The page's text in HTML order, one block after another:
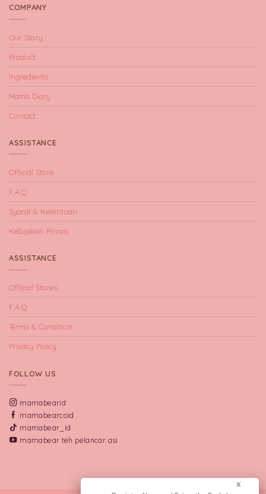
COMPANY
Our Story
Product
Ingredients
Mama Diary
Contact
ASSISTANCE
Official Store
F.A.Q
Syarat & Ketentuan
Kebijakan Privasi
ASSISTANCE
Official Stores
F.A.Q
Terms & Condition
Privacy Policy
FOLLOW US
mamabearid
mamabearcoid
mamabear_id
mamabear teh pelancar asi
X